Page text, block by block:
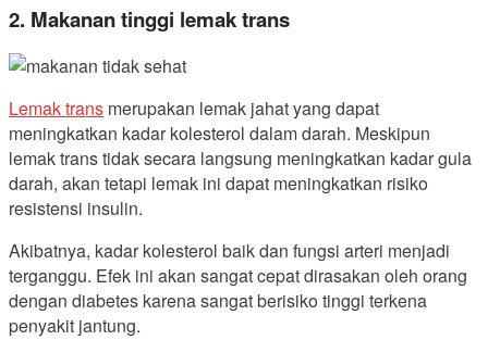
2. Makanan tinggi lemak trans
Lemak trans merupakan lemak jahat yang dapat
meningkatkan kadar kolesterol dalam darah. Meskipun
lemak trans tidak secara langsung meningkatkan kadar gula
darah, akan tetapi lemak ini dapat meningkatkan risiko
resistensi insulin.
Akibatnya, kadar kolesterol baik dan fungsi arteri menjadi
terganggu. Efek ini akan sangat cepat dirasakan oleh orang
dengan diabetes karena sangat berisiko tinggi terkena
penyakit jantung.